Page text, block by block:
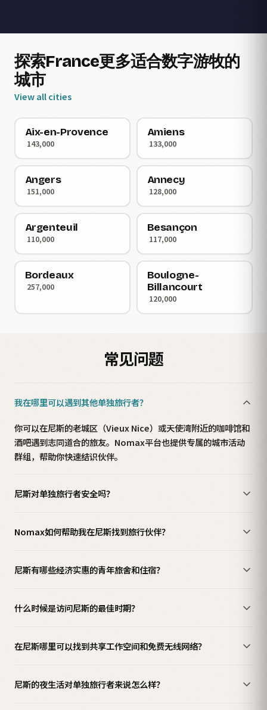
探索France更多适合数字游牧的
城市
View all cities
Aix-en-Provence
143,000
Amiens
133,000
Angers
151,000
Annecy
128,000
Argenteuil
110,000
Besançon
117,000
Bordeaux
257,000
Boulogne-
Billancourt
120,000
常见问题
我在哪里可以遇到其他单独旅行者？
你可以在尼斯的老城区（Vieux Nice）或天使湾附近的咖啡馆和
酒吧遇到志同道合的旅友。Nomax平台也提供专属的城市活动
群组，帮助你快速结识伙伴。
尼斯对单独旅行者安全吗？
Nomax如何帮助我在尼斯找到旅行伙伴？
尼斯有哪些经济实惠的青年旅舍和住宿？
什么时候是访问尼斯的最佳时期？
在尼斯哪里可以找到共享工作空间和免费无线网络？
尼斯的夜生活对单独旅行者来说怎么样？